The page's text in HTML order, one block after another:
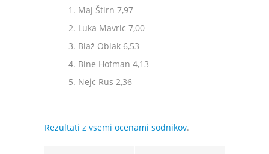
Maj Štirn 7,97
Luka Mavric 7,00
Blaž Oblak 6,53
Bine Hofman 4,13
Nejc Rus 2,36
Rezultati z vsemi ocenami sodnikov.